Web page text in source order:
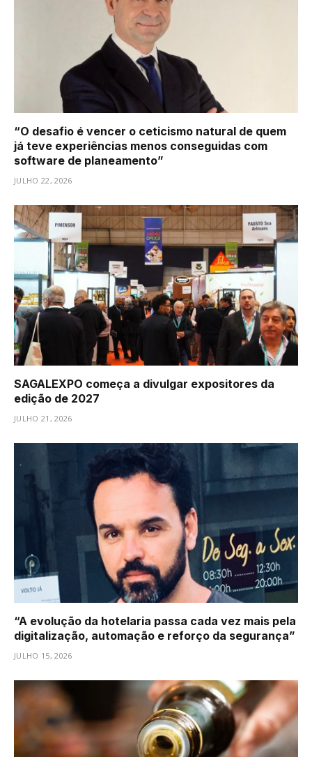
“O desafio é vencer o ceticismo natural de quem
já teve experiências menos conseguidas com
software de planeamento”
JULHO 22, 2026
SAGALEXPO começa a divulgar expositores da
edição de 2027
JULHO 21, 2026
“A evolução da hotelaria passa cada vez mais pela
digitalização, automação e reforço da segurança”
JULHO 15, 2026